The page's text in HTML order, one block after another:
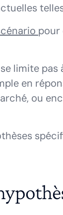
pour
limite pas
en
ou